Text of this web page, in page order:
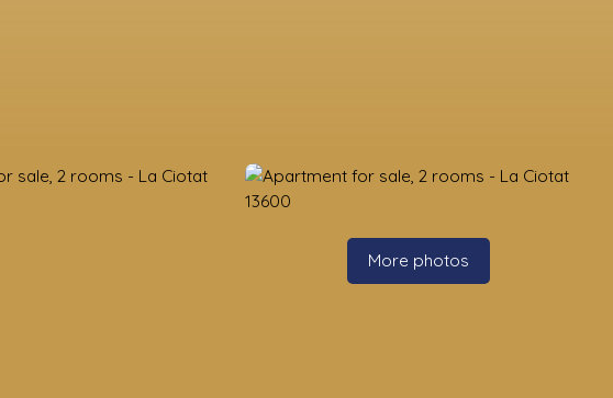
More photos